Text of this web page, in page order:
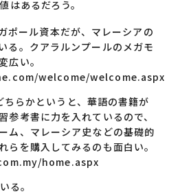
はあるだろう。
ポール資本だが、マレーシアの
る。クアラルンプールのメガモ
広い。
welcome/welcome.aspx
ちらかというと、華語の書籍が
参考書に力を入れているので、
ム、マレーシア史などの基礎的
らを購入してみるのも面白い。
home.aspx
る。